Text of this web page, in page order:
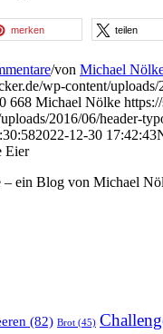
merken teilen
/von Michael
wp-content/
668 Michael Nölke
2016/06/header-
2022-12-30 17:42:43
Eier
– ein Blog von Michael
(82) Brot (45)